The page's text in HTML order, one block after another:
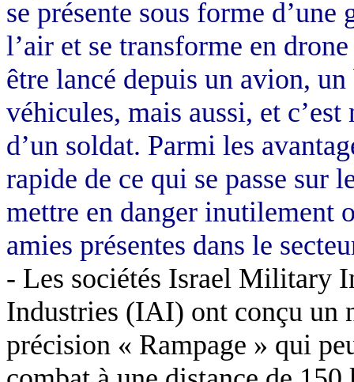
se présente sous forme
l’air et se transforme en
être lancé depuis un avion,
véhicules, mais aussi, et
d’un soldat. Parmi les
rapide de ce qui se passe sur
mettre en danger inutilement
amies présentes dans le
- Les sociétés Israel Military
Industries (IAI) ont conçu un
précision « Rampage » qui